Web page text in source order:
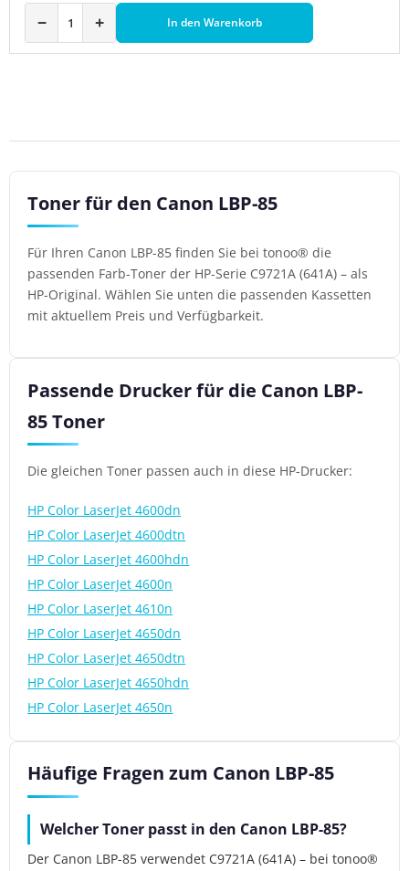
− + In den Warenkorb
Toner für den Canon LBP-85
Für Ihren Canon LBP-85 finden Sie bei tonoo® die
passenden Farb-Toner der HP-Serie C9721A (641A) – als
HP-Original. Wählen Sie unten die passenden Kassetten
mit aktuellem Preis und Verfügbarkeit.
Passende Drucker für die Canon LBP-
85 Toner
Die gleichen Toner passen auch in diese HP-Drucker:
HP Color LaserJet 4600dn
HP Color LaserJet 4600dtn
HP Color LaserJet 4600hdn
HP Color LaserJet 4600n
HP Color LaserJet 4610n
HP Color LaserJet 4650dn
HP Color LaserJet 4650dtn
HP Color LaserJet 4650hdn
HP Color LaserJet 4650n
Häufige Fragen zum Canon LBP-85
Welcher Toner passt in den Canon LBP-85?
Der Canon LBP-85 verwendet C9721A (641A) – bei tonoo®